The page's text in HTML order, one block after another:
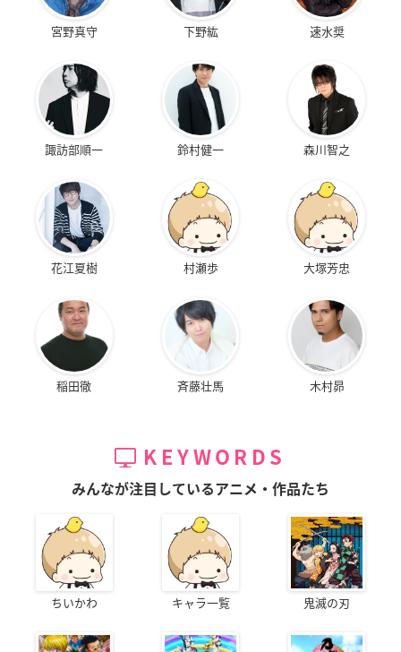
宮野真守 下野紘 速水奨
諏訪部順一 鈴村健一 森川智之
花江夏樹 村瀬歩 大塚芳忠
稲田徹 斉藤壮馬 木村昴
KEYWORDS
みんなが注目しているアニメ・作品たち
ちいかわ キャラ一覧 鬼滅の刃